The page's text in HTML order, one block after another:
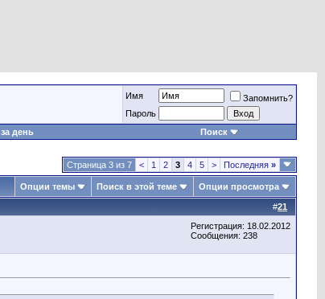
Имя
Запомнить?
Пароль
день Поиск
Страница 3 из 7 < 1 2 3 4 5 > Последняя »
Опции темы Поиск в этой теме Опции просмотра
#21
Регистрация: 18.02.2012
Сообщения: 238